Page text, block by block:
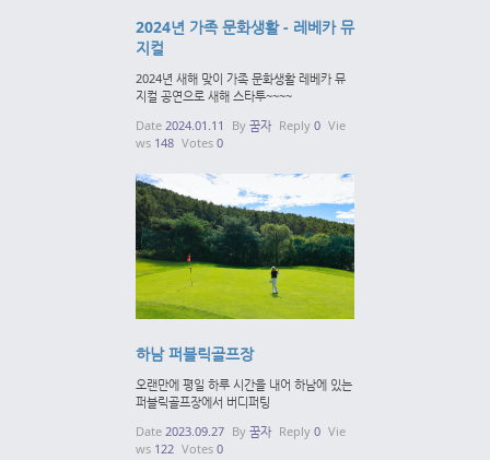
2024년 가족 문화생활 - 레베카 뮤
지컬
2024년 새해 맞이 가족 문화생활 레베카 뮤
지컬 공연으로 새해 스타투~~~~
Date 2024.01.11 By 꿈자 Reply 0 Vie
ws 148 Votes 0
하남 퍼블릭골프장
오랜만에 평일 하루 시간을 내어 하남에 있는
퍼블릭골프장에서 버디퍼팅
Date 2023.09.27 By 꿈자 Reply 0 Vie
ws 122 Votes 0